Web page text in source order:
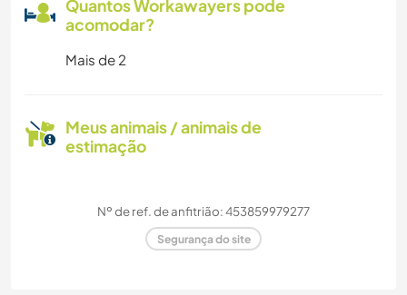
Quantos Workawayers pode
acomodar?
Mais de 2
Meus animais / animais de
estimação
Nº de ref. de anfitrião: 453859979277
Segurança do site